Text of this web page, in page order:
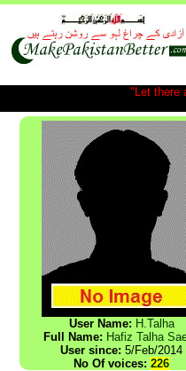
"Let there
User Name: H.Talha
Full Name: Hafiz Talha
User since: 5/Feb/2014
No Of voices: 226